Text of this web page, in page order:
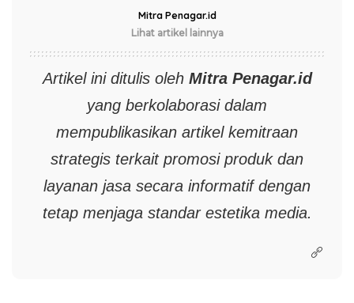
Mitra Penagar.id
Lihat artikel lainnya
Artikel ini ditulis oleh Mitra Penagar.id
yang berkolaborasi dalam
mempublikasikan artikel kemitraan
strategis terkait promosi produk dan
layanan jasa secara informatif dengan
tetap menjaga standar estetika media.